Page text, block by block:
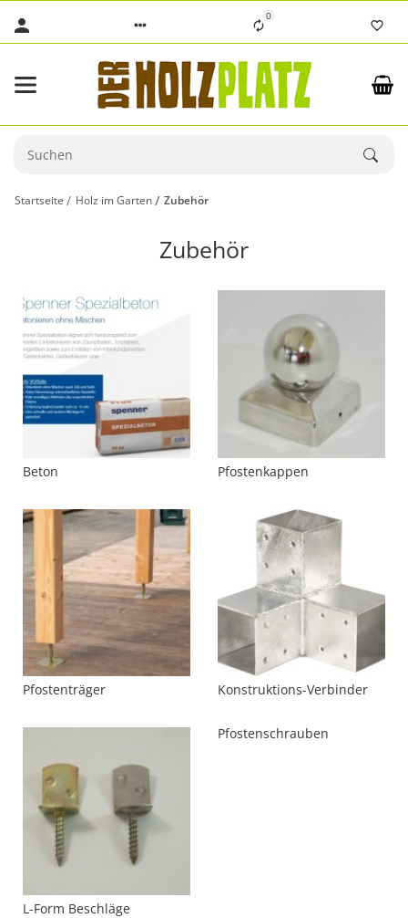
0
Startseite Holz im Garten Zubehör
Zubehör
Beton Pfostenkappen
Pfostenträger Konstruktions-Verbinder
L-Form Beschläge
Pfostenschrauben